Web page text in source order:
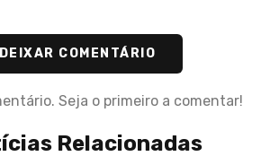
DEIXAR COMENTÁRIO
Seja o primeiro a comentar!
Relacionadas